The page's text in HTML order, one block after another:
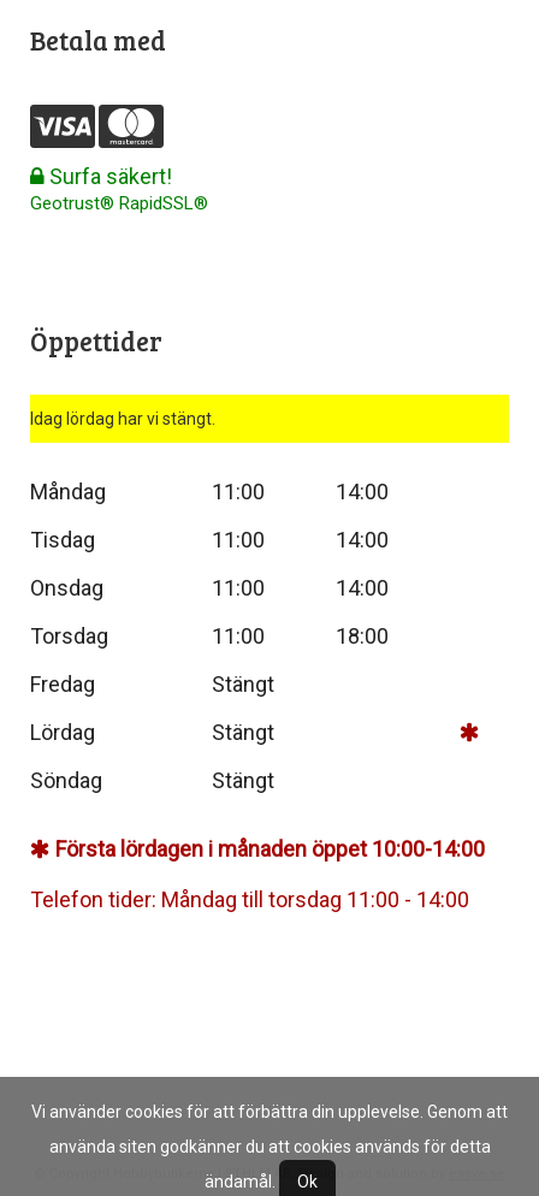
Vi använder cookies för att förbättra din upplevelse. Genom att
använda siten godkänner du att cookies används för detta
ändamål.
Ok
Betala med
Surfa säkert!
Geotrust® RapidSSL®
Öppettider
Idag lördag har vi stängt.
Måndag 11:00
14:00
Tisdag
11:00
14:00
Onsdag
11:00
14:00
Torsdag
11:00
18:00
Fredag
Stängt
Lördag
Stängt
Söndag
Stängt
Första lördagen i månaden öppet 10:00-14:00
Telefon tider: Måndag till torsdag 11:00 - 14:00
© Copyright Hobbybutikerna I STHLM AB, Design and solution by